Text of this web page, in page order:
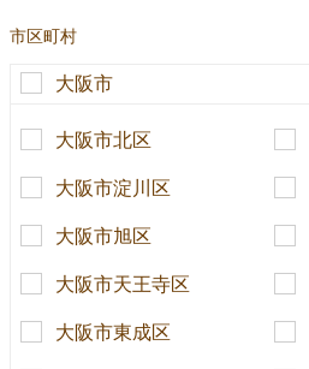
市区町村
大阪市
大阪市北区
大阪市淀川区
大阪市旭区
大阪市天王寺区
大阪市東成区